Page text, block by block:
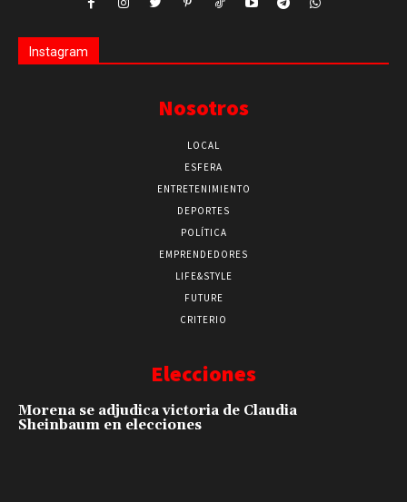
Instagram
Nosotros
LOCAL
ESFERA
ENTRETENIMIENTO
DEPORTES
POLÍTICA
EMPRENDEDORES
LIFE&STYLE
FUTURE
CRITERIO
Elecciones
Morena se adjudica victoria de Claudia
Sheinbaum en elecciones